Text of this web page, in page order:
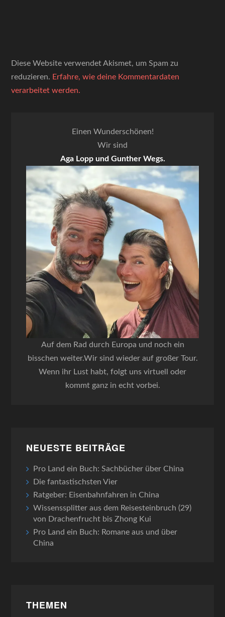
Diese Website verwendet Akismet, um Spam zu
reduzieren. Erfahre, wie deine Kommentardaten
verarbeitet werden.
Einen Wunderschönen!
Wir sind
Aga Lopp und Gunther Wegs.
Auf dem Rad durch Europa und noch ein
bisschen weiter.Wir sind wieder auf großer Tour.
Wenn ihr Lust habt, folgt uns virtuell oder
kommt ganz in echt vorbei.
NEUESTE BEITRÄGE
Pro Land ein Buch: Sachbücher über China
Die fantastischsten Vier
Ratgeber: Eisenbahnfahren in China
Wissenssplitter aus dem Reisesteinbruch (29)
von Drachenfrucht bis Zhong Kui
Pro Land ein Buch: Romane aus und über
China
THEMEN